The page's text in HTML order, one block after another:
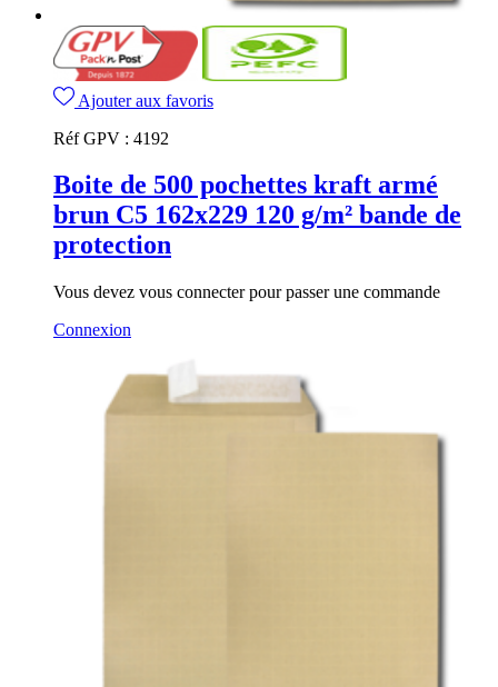
Ajouter aux favoris
Réf GPV : 4192
Boite de 500 pochettes kraft armé
brun C5 162x229 120 g/m² bande de
protection
Vous devez vous connecter pour passer une commande
Connexion